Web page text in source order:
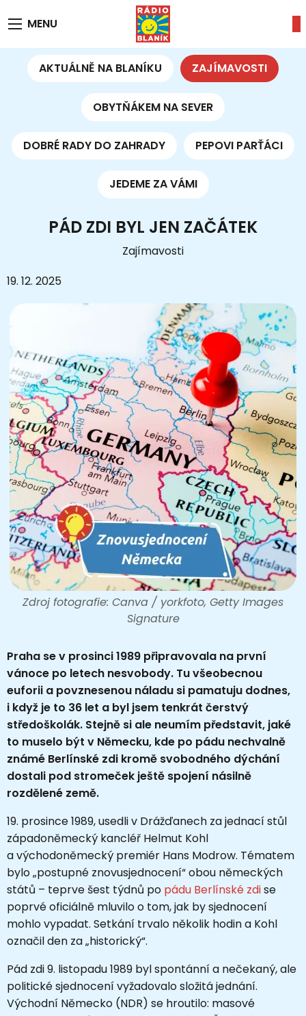
MENU
AKTUÁLNĚ NA BLANÍKU ZAJÍMAVOSTI
OBYTŇÁKEM NA SEVER
DOBRÉ RADY DO ZAHRADY PEPOVI PARŤÁCI
JEDEME ZA VÁMI
PÁD ZDI BYL JEN ZAČÁTEK
Zajímavosti
19. 12. 2025
Zdroj fotografie: Canva / yorkfoto, Getty Images
Signature
Praha se v prosinci 1989 připravovala na první
vánoce po letech nesvobody. Tu všeobecnou
euforii a povznesenou náladu si pamatuju dodnes,
i když je to 36 let a byl jsem tenkrát čerstvý
středoškolák. Stejně si ale neumím představit, jaké
to muselo být v Německu, kde po pádu nechvalně
známé Berlínské zdi kromě svobodného dýchání
dostali pod stromeček ještě spojení násilně
rozdělené země.
19. prosince 1989, usedli v Drážďanech za jednací stůl
západoněmecký kancléř Helmut Kohl
a východoněmecký premiér Hans Modrow. Tématem
bylo „postupné znovusjednocení“ obou německých
států – teprve šest týdnů po pádu Berlínské zdise
poprvé oficiálně mluvilo o tom, jak by sjednocení
mohlo vypadat. Setkání trvalo několik hodin a Kohl
označil den za „historický“.
Pád zdi 9. listopadu 1989 byl spontánní a nečekaný, ale
politické sjednocení vyžadovalo složitá jednání.
Východní Německo (NDR) se hroutilo: masové